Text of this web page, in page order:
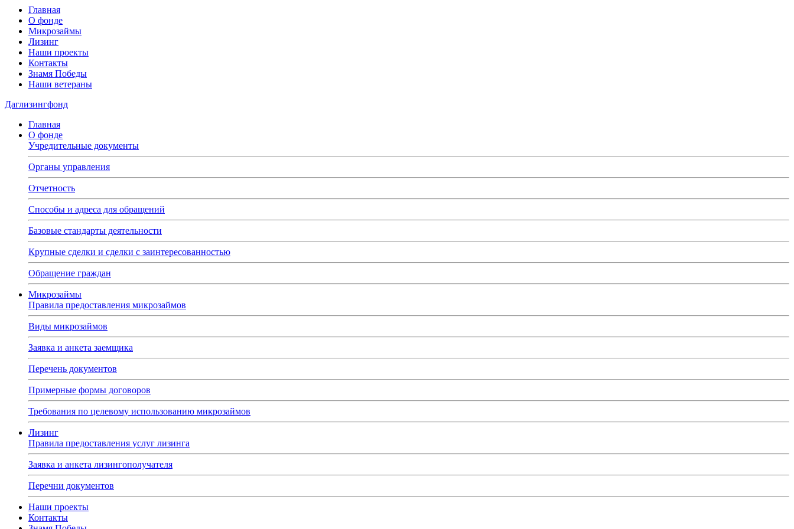
Главная
О фонде
Микрозаймы
Лизинг
Наши проекты
Контакты
Знамя Победы
Наши ветераны
Даглизингфонд
Главная
О фонде
Учредительные документы
Органы управления
Отчетность
Способы и адреса для обращений
Базовые стандарты деятельности
Крупные сделки и сделки с заинтересованностью
Обращение граждан
Микрозаймы
Правила предоставления микрозаймов
Виды микрозаймов
Заявка и анкета заемщика
Перечень документов
Примерные формы договоров
Требования по целевому использованию микрозаймов
Лизинг
Правила предоставления услуг лизинга
Заявка и анкета лизингополучателя
Перечни документов
Наши проекты
Контакты